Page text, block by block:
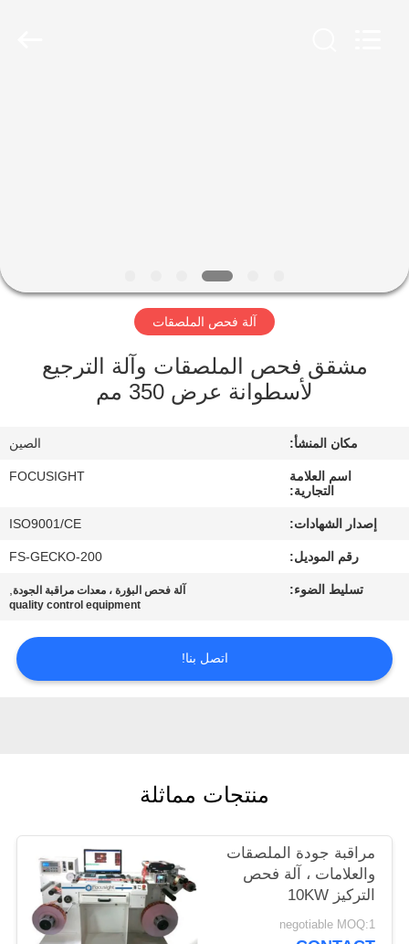
جولة
المعمل
الجودة
اتصل
أخبار
اطلب
اقتباس
PRIVACY
POLICY
آلة فحص الملصقات
مشقق فحص الملصقات وآلة الترجيع
لأسطوانة عرض 350 مم
مكان المنشأ: الصين
اسم العلامة
التجارية:
FOCUSIGHT
إصدار الشهادات: ISO9001/CE
رقم الموديل: FS-GECKO-200
تسليط الضوء: آلة فحص البؤرة ، معدات مراقبة الجودة,
quality control equipment
اتصل بنا!
منتجات مماثلة
مراقبة جودة الملصقات
والعلامات ، آلة فحص
التركيز 10KW
negotiable MOQ:1